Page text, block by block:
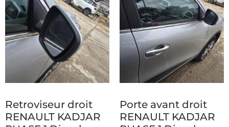
Retroviseur droit
RENAULT KADJAR
Porte avant droit
RENAULT KADJAR